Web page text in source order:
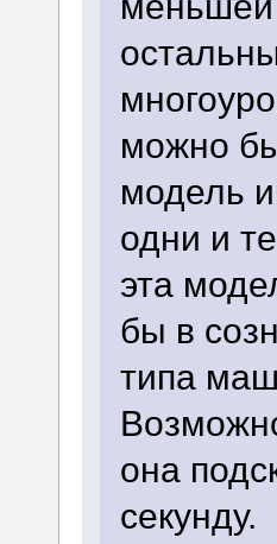
можно
модель
одни и
эта
бы в
типа
она
секунду.